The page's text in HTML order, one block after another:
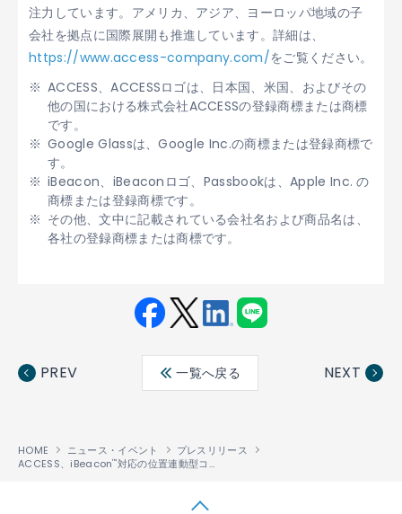
注力しています。アメリカ、アジア、ヨーロッパ地域の子
会社を拠点に国際展開も推進しています。詳細は、
https://www.access-company.com/をご覧ください。
ACCESS、ACCESSロゴは、日本国、米国、およびその
他の国における株式会社ACCESSの登録商標または商標
です。
Google Glassは、Google Inc.の商標または登録商標で
す。
iBeacon、iBeaconロゴ、Passbookは、Apple Inc. の
商標または登録商標です。
その他、文中に記載されている会社名および商品名は、
各社の登録商標または商標です。
ebo ter
edin
PREV 一覧へ戻る NEXT
HOME ニュース・イベント
プレスリリース
ACCESS、iBeacon™対応の位置連動型コンテンツ配信ソリューション「ACCESS